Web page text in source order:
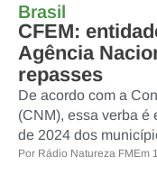
Brasil
CFEM:
Agência
repasses
De acordo com a
(CNM), essa verba é
de 2024 dos
Por Rádio Natureza FMEm